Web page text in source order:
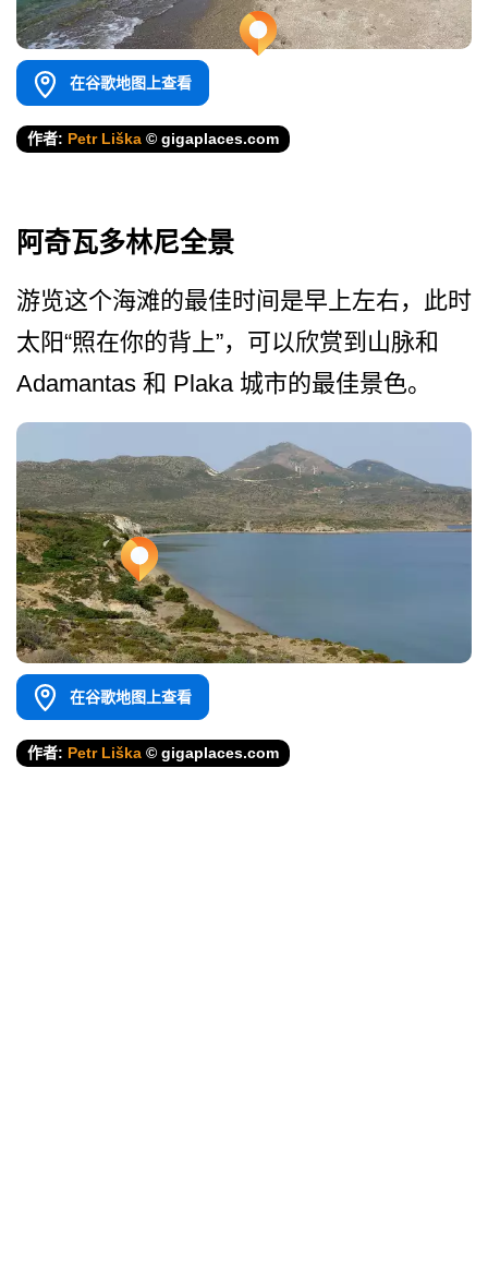
在谷歌地图上查看
作者: Petr Liška © gigaplaces.com
阿奇瓦多林尼全景
游览这个海滩的最佳时间是早­上左右，此时
太阳“照在你的背上”，可以欣赏到山脉和
Adamantas 和 Plaka 城市的最佳景色。
在谷歌地图上查看
作者: Petr Liška © gigaplaces.com